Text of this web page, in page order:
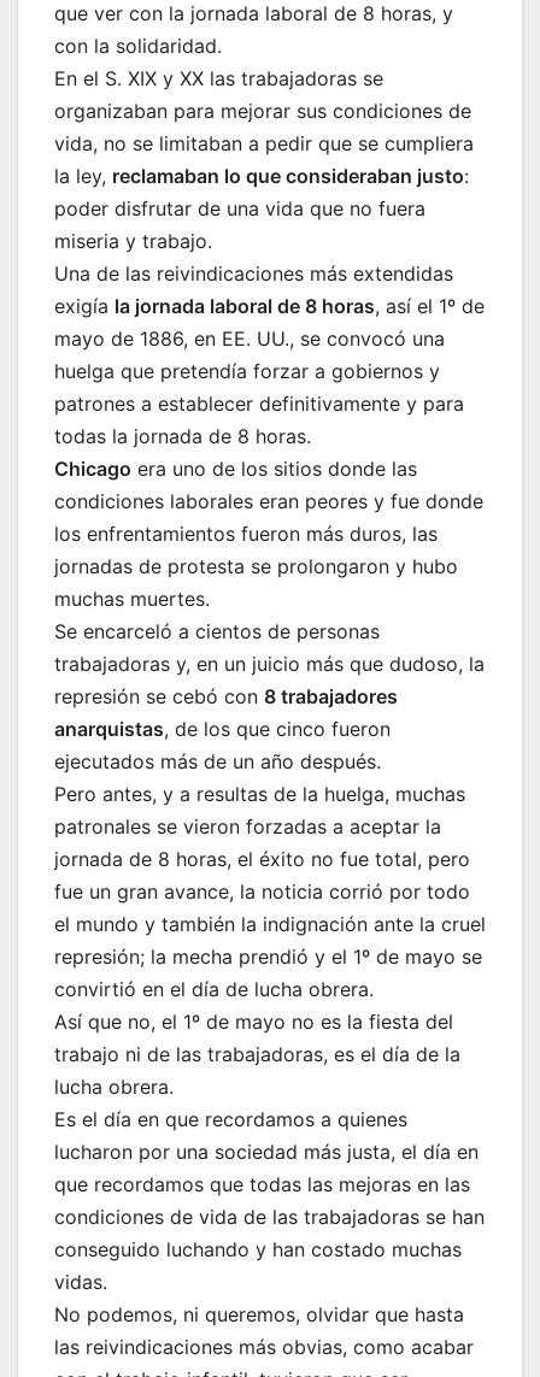
que ver con la jornada laboral de 8 horas, y
con la solidaridad.
En el S. XIX y XX las trabajadoras se
organizaban para mejorar sus condiciones de
vida, no se limitaban a pedir que se cumpliera
la ley, reclamaban lo que consideraban justo:
poder disfrutar de una vida que no fuera
miseria y trabajo.
Una de las reivindicaciones más extendidas
exigía la jornada laboral de 8 horas, así el 1º de
mayo de 1886, en EE. UU., se convocó una
huelga que pretendía forzar a gobiernos y
patrones a establecer definitivamente y para
todas la jornada de 8 horas.
Chicago era uno de los sitios donde las
condiciones laborales eran peores y fue donde
los enfrentamientos fueron más duros, las
jornadas de protesta se prolongaron y hubo
muchas muertes.
Se encarceló a cientos de personas
trabajadoras y, en un juicio más que dudoso, la
represión se cebó con 8 trabajadores
anarquistas, de los que cinco fueron
ejecutados más de un año después.
Pero antes, y a resultas de la huelga, muchas
patronales se vieron forzadas a aceptar la
jornada de 8 horas, el éxito no fue total, pero
fue un gran avance, la noticia corrió por todo
el mundo y también la indignación ante la cruel
represión; la mecha prendió y el 1º de mayo se
convirtió en el día de lucha obrera.
Así que no, el 1º de mayo no es la fiesta del
trabajo ni de las trabajadoras, es el día de la
lucha obrera.
Es el día en que recordamos a quienes
lucharon por una sociedad más justa, el día en
que recordamos que todas las mejoras en las
condiciones de vida de las trabajadoras se han
conseguido luchando y han costado muchas
vidas.
No podemos, ni queremos, olvidar que hasta
las reivindicaciones más obvias, como acabar